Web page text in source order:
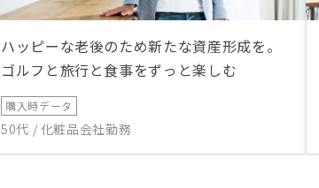
ハッピーな老後のため新たな資産形成を。
ゴルフと旅行と食事をずっと楽しむ
購入時データ
50代 / 化粧品会社勤務